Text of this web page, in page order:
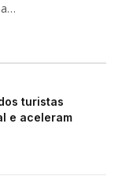
turistas
e aceleram